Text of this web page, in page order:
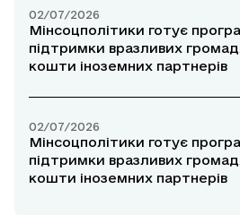
02/07/2026
Мінсоцполітики готує
підтримки вразливих
кошти іноземних партнерів
02/07/2026
Мінсоцполітики готує
підтримки вразливих
кошти іноземних партнерів